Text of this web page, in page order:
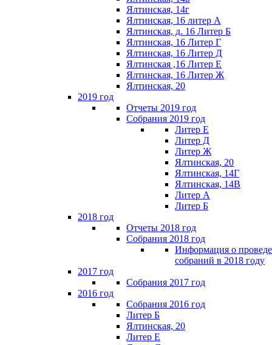
Ялтинская, 14г
Ялтинская, 16 литер А
Ялтинская, д. 16 Литер Б
Ялтинская, 16 Литер Г
Ялтинская, 16 Литер Д
Ялтинская ,16 Литер Е
Ялтинская, 16 Литер Ж
Ялтинская, 20
2019 год
Отчеты 2019 год
Собрания 2019 год
Литер Е
Литер Д
Литер Ж
Ялтинская, 20
Ялтинская, 14Г
Ялтинская, 14В
Литер А
Литер Б
2018 год
Отчеты 2018 год
Собрания 2018 год
Информация о
собраний в 2018 году
2017 год
Собрания 2017 год
2016 год
Собрания 2016 год
Литер Б
Ялтинская, 20
Литер Е